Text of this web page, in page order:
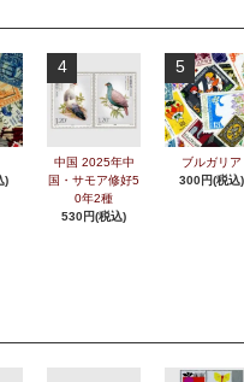
)
4
中国 2025年中
国・サモア修好5
0年2種
530円(税込)
5
ブルガリア
300円(税込)